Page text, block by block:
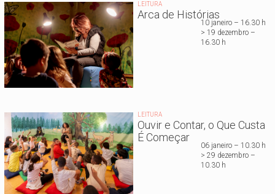
LEITURA
Arca de Histórias
10 janeiro – 16.30 h
> 19 dezembro –
16.30 h
LEITURA
Ouvir e Contar, o Que Custa
É Começar
06 janeiro – 10.30 h
> 29 dezembro –
10.30 h